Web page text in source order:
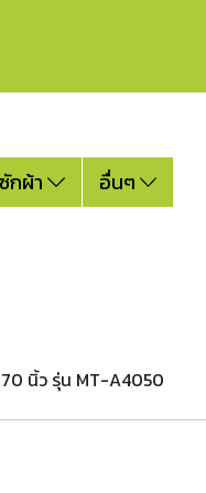
กผ้า อื่นๆ
นิ้ว รุ่น MT-A4050